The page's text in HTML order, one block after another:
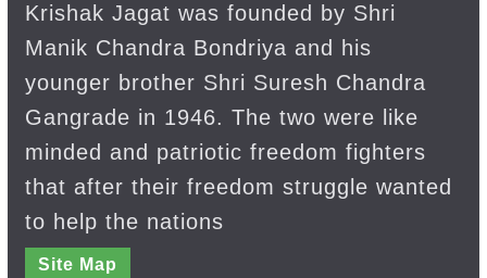
Krishak Jagat was founded by Shri
Manik Chandra Bondriya and his
younger brother Shri Suresh Chandra
Gangrade in 1946. The two were like
minded and patriotic freedom fighters
that after their freedom struggle wanted
to help the nations
Site Map